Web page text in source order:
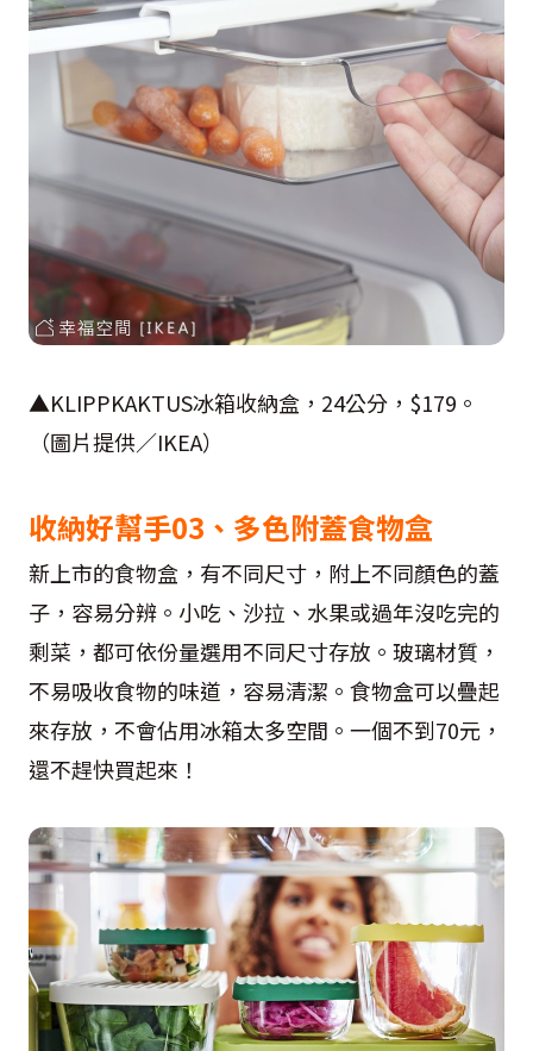
▲KLIPPKAKTUS冰箱收納盒，24公分，$179。
（圖片提供／IKEA）
收納好幫手03、多色附蓋食物盒
新上市的食物盒，有不同尺寸，附上不同顏色的蓋
子，容易分辨。小吃、沙拉、水果或過年沒吃完的
剩菜，都可依份量選用不同尺寸存放。玻璃材質，
不易吸收食物的味道，容易清潔。食物盒可以疊起
來存放，不會佔用冰箱太多空間。一個不到70元，
還不趕快買起來！